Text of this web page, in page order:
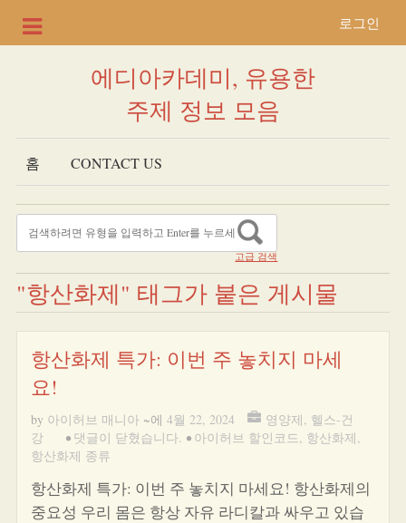
로그인
에디아카데미, 유용한
주제 정보 모음
홈 CONTACT US
고급 검색
"항산화제" 태그가 붙은 게시물
항산화제 특가: 이번 주 놓치지 마세
요!
by 아이허브 매니아 ~에 4월 22, 2024 영양제, 헬스-건
강
• 댓글이 닫혔습니다. • 아이허브 할인코드, 항산화제,
항산화제 종류
항산화제 특가: 이번 주 놓치지 마세요! 항산화제의
중요성 우리 몸은 항상 자유 라디칼과 싸우고 있습